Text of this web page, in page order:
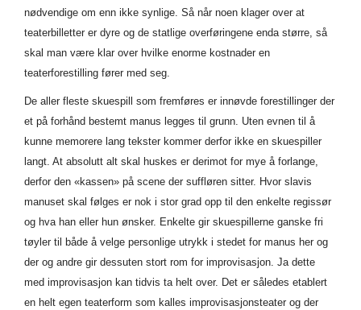
nødvendige om enn ikke synlige. Så når noen klager over at
teaterbilletter er dyre og de statlige overføringene enda større, så
skal man være klar over hvilke enorme kostnader en
teaterforestilling fører med seg.
De aller fleste skuespill som fremføres er innøvde forestillinger der
et på forhånd bestemt manus legges til grunn. Uten evnen til å
kunne memorere lang tekster kommer derfor ikke en skuespiller
langt. At absolutt alt skal huskes er derimot for mye å forlange,
derfor den «kassen» på scene der suffløren sitter. Hvor slavis
manuset skal følges er nok i stor grad opp til den enkelte regissør
og hva han eller hun ønsker. Enkelte gir skuespillerne ganske fri
tøyler til både å velge personlige utrykk i stedet for manus her og
der og andre gir dessuten stort rom for improvisasjon. Ja dette
med improvisasjon kan tidvis ta helt over. Det er således etablert
en helt egen teaterform som kalles improvisasjonsteater og der